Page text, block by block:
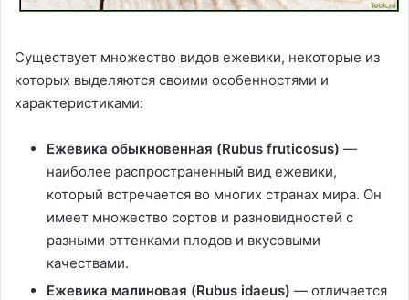
Существует множество видов ежевики, некоторые из
которых выделяются своими особенностями и
характеристиками:
Ежевика обыкновенная (Rubus fruticosus) —
наиболее распространенный вид ежевики,
который встречается во многих странах мира. Он
имеет множество сортов и разновидностей с
разными оттенками плодов и вкусовыми
качествами.
Ежевика малиновая (Rubus idaeus) — отличается